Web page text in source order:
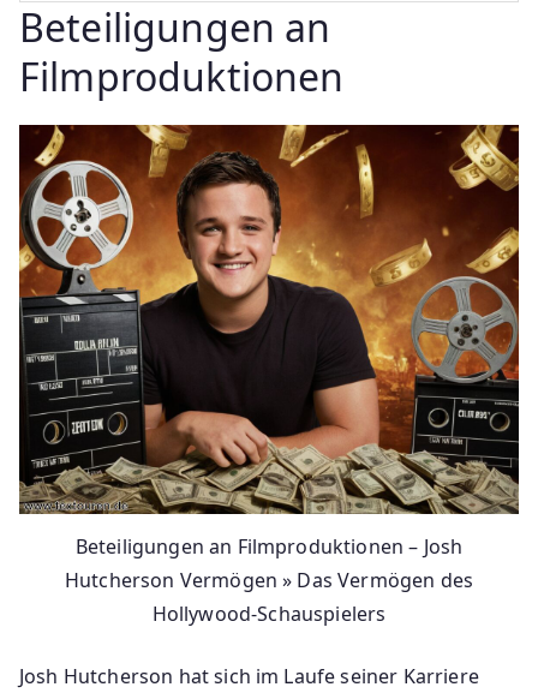
Beteiligungen an
Filmproduktionen
Beteiligungen an Filmproduktionen – Josh
Hutcherson Vermögen » Das Vermögen des
Hollywood-Schauspielers
Josh Hutcherson hat sich im Laufe seiner Karriere